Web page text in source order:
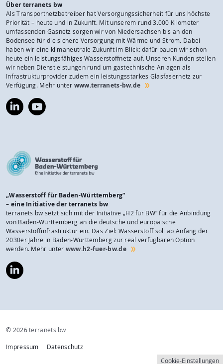
Über terranets bw
Als Transportnetzbetreiber hat Versorgungssicherheit für uns höchste
Priorität – heute und in Zukunft. Mit unserem rund 3.000 Kilometer
umfassenden Gasnetz sorgen wir von Niedersachsen bis an den
Bodensee für die sichere Versorgung mit Wärme und Strom. Dabei
haben wir eine klimaneutrale Zukunft im Blick: dafür bauen wir schon
heute ein leistungsfähiges Wasserstoffnetz auf. Unseren Kunden stellen
wir neben Dienstleistungen rund um gastechnische Anlagen als
Infrastrukturprovider zudem ein leistungsstarkes Glasfasernetz zur
Verfügung. Mehr unter www.terranets-bw.de
https://www.linkedin.com/company/terranets-
bw-
https://www.youtube.com/@terranetsbw
„Wasserstoff für Baden-Württemberg“
– eine Initiative der terranets bw
terranets bw setzt sich mit der Initiative „H2 für BW“ für die Anbindung
von Baden-Württemberg an die deutsche und europäische
Wasserstoffinfrastruktur ein. Das Ziel: Wasserstoff soll ab Anfang der
2030er Jahre in Baden-Württemberg zur real verfügbaren Option
werden. Mehr unter www.h2-fuer-bw.de
https://www.linkedin.com/company/wasserstoff-
f%C3%BCr-
© 2026terranets bw
Impressum
Datenschutz
Cookie-Einstellungen